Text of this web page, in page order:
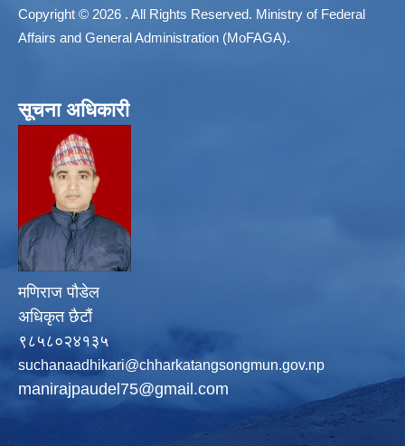
Copyright © 2026 . All Rights Reserved. Ministry of Federal
Affairs and General Administration (MoFAGA).
सूचना अधिकारी
मणिराज पौडेल
अधिकृत छैटौं
९८५८०२४१३५
suchanaadhikari@chharkatangsongmun.gov.np
manirajpaudel75@gmail.com